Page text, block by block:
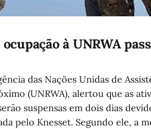
à UNRWA
das Nações Unidas de
(UNRWA), alertou que as
suspensas em dois dias
pelo Knesset. Segundo ele, a